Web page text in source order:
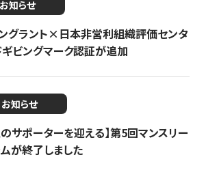
お知らせ
ングラント×日本非営利組織評価センタ
ギビングマーク認証が追加
お知らせ
サポーターを迎える】​​第5回マンスリー
が終了しました